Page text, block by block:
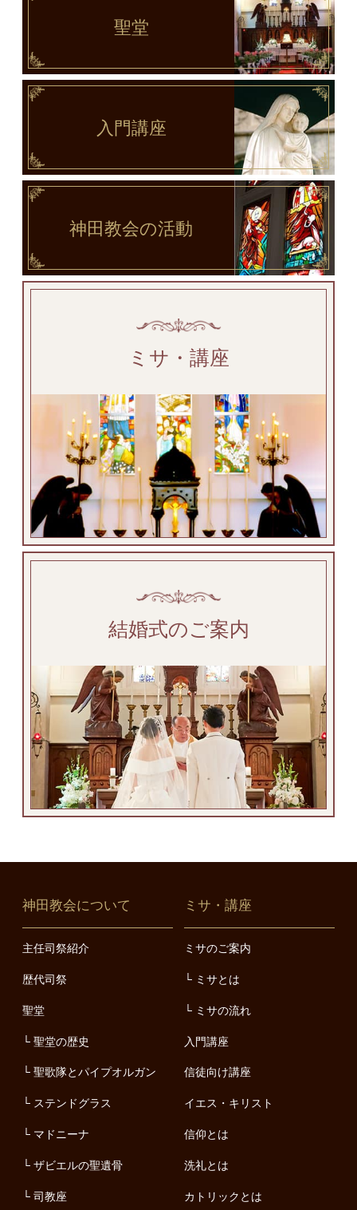
聖堂
入門講座
神田教会の活動
ミサ・講座
結婚式のご案内
神田教会について
主任司祭紹介
歴代司祭
聖堂
聖堂の歴史
聖歌隊とパイプオルガン
ステンドグラス
マドニーナ
ザビエルの聖遺骨
司教座
ミサ・講座
ミサのご案内
ミサとは
ミサの流れ
入門講座
信徒向け講座
イエス・キリスト
信仰とは
洗礼とは
カトリックとは